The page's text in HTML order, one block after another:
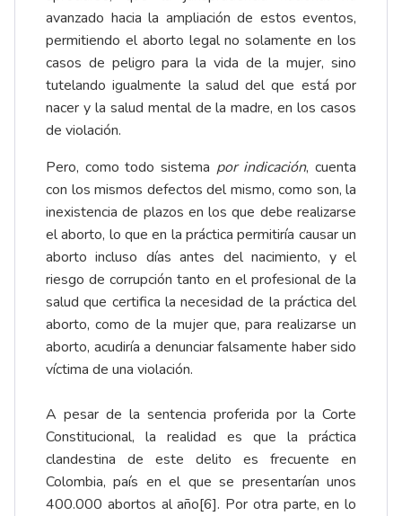
avanzado hacia la ampliación de estos eventos,
permitiendo el aborto legal no solamente en los
casos de peligro para la vida de la mujer, sino
tutelando igualmente la salud del que está por
nacer y la salud mental de la madre, en los casos
de violación.
Pero, como todo sistema por indicación, cuenta
con los mismos defectos del mismo, como son, la
inexistencia de plazos en los que debe realizarse
el aborto, lo que en la práctica permitiría causar un
aborto incluso días antes del nacimiento, y el
riesgo de corrupción tanto en el profesional de la
salud que certifica la necesidad de la práctica del
aborto, como de la mujer que, para realizarse un
aborto, acudiría a denunciar falsamente haber sido
víctima de una violación.
A pesar de la sentencia proferida por la Corte
Constitucional, la realidad es que la práctica
clandestina de este delito es frecuente en
Colombia, país en el que se presentarían unos
400.000 abortos al año[6]. Por otra parte, en lo